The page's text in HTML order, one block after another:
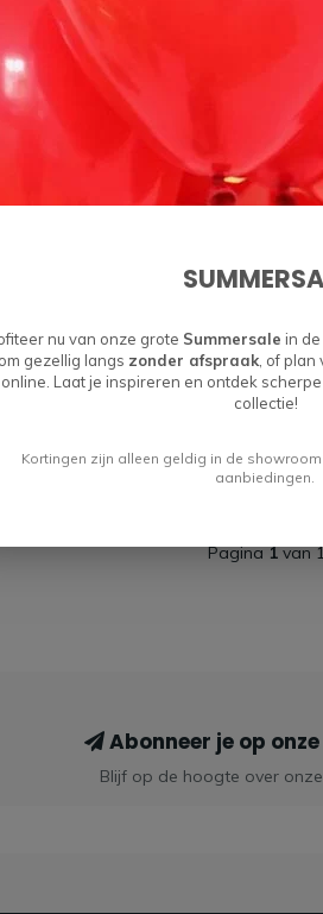
Pagina1van
Abonneer je op
Blijf op de hoogte over
nu van onze grote Summersale in
gezellig langs zonder afspraak , of
online. Laat je inspireren en ontdek
collectie!
Kortingen zijn alleen geldig in de
aanbiedingen.